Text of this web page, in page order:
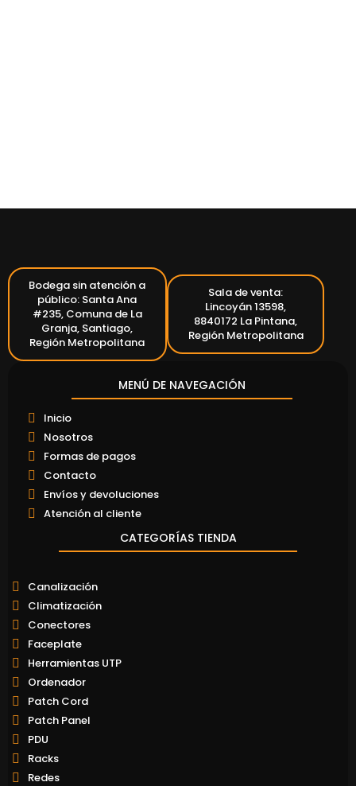
Bodega sin atención a
público: Santa Ana
#235, Comuna de La
Granja, Santiago,
Región Metropolitana
Sala de venta:
Lincoyán 13598,
8840172 La Pintana,
Región Metropolitana
MENÚ DE NAVEGACIÓN
Inicio
Nosotros
Formas de pagos
Contacto
Envíos y devoluciones
Atención al cliente
CATEGORÍAS TIENDA
Canalización
Climatización
Conectores
Faceplate
Herramientas UTP
Ordenador
Patch Cord
Patch Panel
PDU
Racks
Redes